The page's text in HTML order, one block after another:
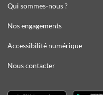
Qui sommes-nous ?
Nos engagements
Accessibilité numérique
Nous contacter